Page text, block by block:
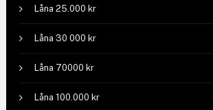
Låna 25.000 kr
Låna 30 000 kr
Låna 70000 kr
Låna 100.000 kr